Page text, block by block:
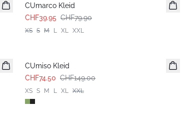
CUmarco Kleid
CHF39.95 CHF79.90
XS S M L XL XXL
CUmiso Kleid
CHF74.50 CHF149.00
XS S M L XL XXL